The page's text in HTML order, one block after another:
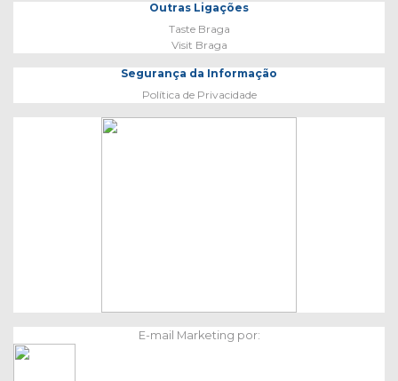
Outras Ligações
Taste Braga
Visit Braga
Segurança da Informação
Política de Privacidade
E-mail Marketing por: